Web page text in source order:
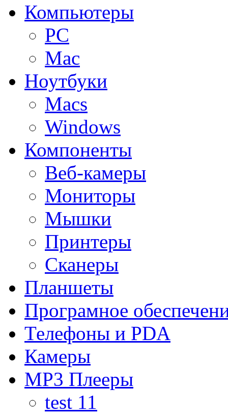
Компьютеры
PC
Mac
Ноутбуки
Macs
Windows
Компоненты
Веб-камеры
Мониторы
Мышки
Принтеры
Сканеры
Планшеты
Програмное
Телефоны и PDA
Камеры
MP3 Плееры
test 11